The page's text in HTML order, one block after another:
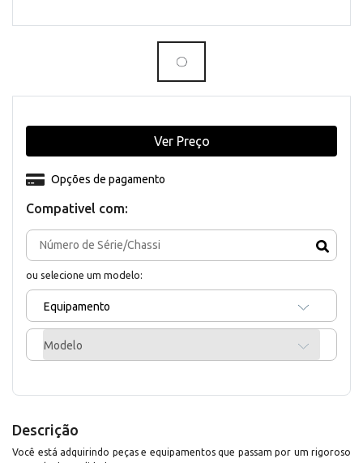
Compativel com:
ou selecione um modelo:
Equipamento
Modelo
Opções de pagamento
Ver Preço
Descrição
Você está adquirindo peças e equipamentos que passam por um rigoroso